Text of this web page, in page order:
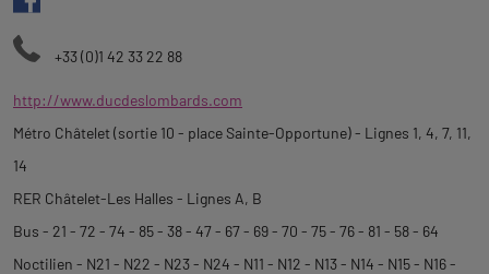
+33 (0)1 42 33 22 88
http://www.ducdeslombards.com
Métro Châtelet (sortie 10 - place Sainte-Opportune) - Lignes 1, 4, 7, 11,
14
RER Châtelet-Les Halles - Lignes A, B
Bus - 21 - 72 - 74 - 85 - 38 - 47 - 67 - 69 - 70 - 75 - 76 - 81 - 58 - 64
Noctilien - N21 - N22 - N23 - N24 - N11 - N12 - N13 - N14 - N15 - N16 -